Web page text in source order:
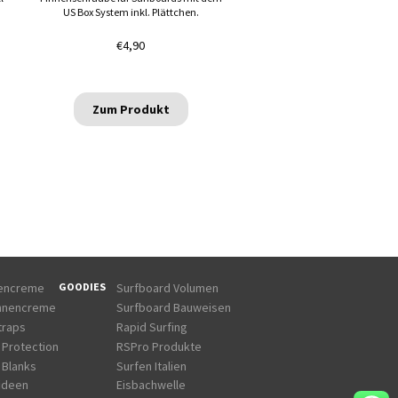
US Box System inkl. Plättchen.
€4,90
Zum Produkt
GOODIES
Surfboard Volumen
Surfboard Bauweisen
Rapid Surfing
RSPro Produkte
Surfen Italien
Eisbachwelle